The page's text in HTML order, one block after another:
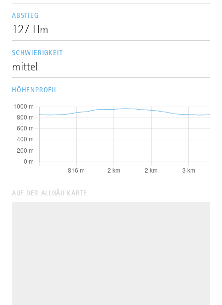
ABSTIEG
127 Hm
SCHWIERIGKEIT
mittel
HÖHENPROFIL
AUF DER ALLGÄU KARTE